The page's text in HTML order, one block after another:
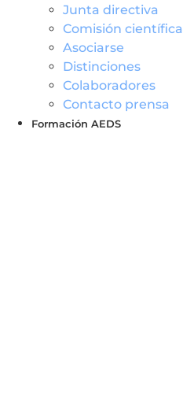
Junta directiva
Comisión científica
Asociarse
Distinciones
Colaboradores
Contacto prensa
Formación AEDS